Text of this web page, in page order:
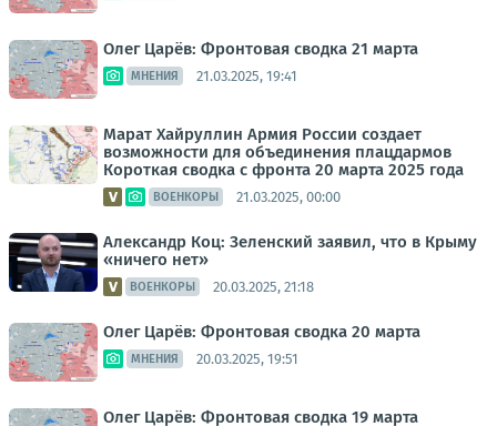
Олег Царёв: Фронтовая сводка 21 марта
МНЕНИЯ 21.03.2025, 19:41
Марат Хайруллин Армия России создает
возможности для объединения плацдармов
Короткая сводка с фронта 20 марта 2025 года
ВОЕНКОРЫ 21.03.2025, 00:00
Александр Коц: Зеленский заявил, что в Крыму
«ничего нет»
ВОЕНКОРЫ 20.03.2025, 21:18
Олег Царёв: Фронтовая сводка 20 марта
МНЕНИЯ 20.03.2025, 19:51
Олег Царёв: Фронтовая сводка 19 марта